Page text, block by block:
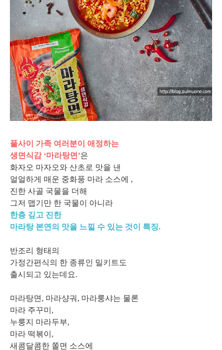
풀사이 가족 여러분이 애정하는
생면식감 ‘마라탕면’은
화자오 마자오와 산초로 맛을 낸
얼얼하게 매운 중화풍 마라 소스에 ,
진한 사골 국물을 더해
그저 맵기만 한 국물이 아니라
한층 깊고 진한
마라탕 본연의 맛을 느낄 수 있는 것이 특징.
반조리 형태의
가정간편식의 한 종류인 밀키트도
출시되고 있는데요.
마라탕면, 마라샹궈, 마라룽샤는 물론
마라 주꾸미,
누룽지 마라두부,
마라 떡볶이,
새콤달콤한 쫄면 소스에